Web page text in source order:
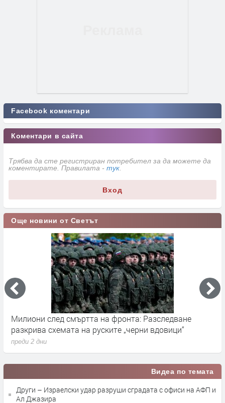
Facebook коментари
Коментари в сайта
Трябва да сте регистриран потребител за да можете да
коментирате. Правилата - тук
Вход
Още новини от Светът
Милиони след смъртта на фронта: Разследване
разкрива схемата на руските „черни вдовици“
преди 2 дни
Видеа по темата
Други – Израелски удар разруши сградата с офиси на АФП и
Ал Джазира